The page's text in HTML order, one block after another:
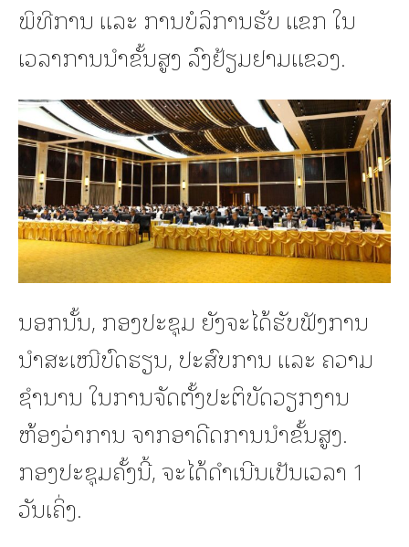
ພິທີການ ແລະ ການບໍລິການຮັບ ແຂກ ໃນ
ເວລາການນໍາຂັ້ນສູງ ລົງຢ້ຽມຢາມແຂວງ.
ນອກນັ້ນ, ກອງປະຊຸມ ຍັງຈະໄດ້ຮັບຟັງການ
ນຳສະເໜີບົດຮຽນ, ປະສົບການ ແລະ ຄວາມ
ຊຳນານ ໃນການຈັດຕັ້ງປະຕິບັດວຽກງານ
ຫ້ອງວ່າການ ຈາກອາດີດການນຳຂັ້ນສູງ.
ກອງປະຊຸມຄັ້ງນີ້, ຈະໄດ້ດຳເນີນເປັນເວລາ 1
ວັນເຄິ່ງ.